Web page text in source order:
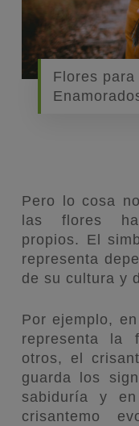
Flores para
Pero lo cosa
las flores
propios. El
representa
de su cultura y
Por ejemplo,
representa la
otros, el
guarda los
sabiduría y
crisantemo